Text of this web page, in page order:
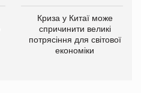
Криза у Китаї може
спричинити великі
потрясіння для світової
економіки